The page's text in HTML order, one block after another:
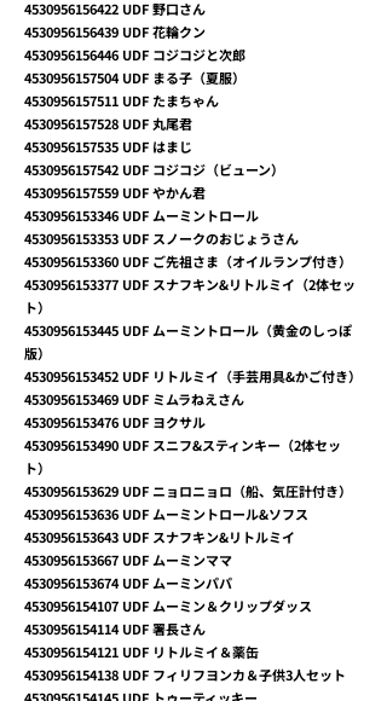
4530956156422 UDF 野口さん
4530956156439 UDF 花輪クン
4530956156446 UDF コジコジと次郎
4530956157504UDF まる子（夏服）
4530956157511 UDF たまちゃん
4530956157528 UDF 丸尾君
4530956157535 UDF はまじ
4530956157542 UDF コジコジ（ビューン）
4530956157559 UDF やかん君
4530956153346 UDF ムーミントロール
4530956153353 UDF スノークのおじょうさん
4530956153360 UDF ご先祖さま（オイルランプ付き）
4530956153377 UDF スナフキン&リトルミイ（2体セッ
ト）
4530956153445 UDF ムーミントロール（黄金のしっぽ
版）
4530956153452 UDF リトルミイ（手芸用具&かご付き）
4530956153469 UDF ミムラねえさん
4530956153476 UDF ヨクサル
4530956153490 UDF スニフ&スティンキー（2体セッ
ト）
4530956153629 UDF ニョロニョロ（船、気圧計付き）
4530956153636 UDF ムーミントロール&ソフス
4530956153643 UDF スナフキン&リトルミイ
4530956153667 UDF ムーミンママ
4530956153674UDF ムーミンパパ
4530956154107 UDF ムーミン＆クリップダッス
4530956154114UDF 署長さん
4530956154121 UDF リトルミイ＆薬缶
4530956154138 UDF フィリフヨンカ＆子供3人セット